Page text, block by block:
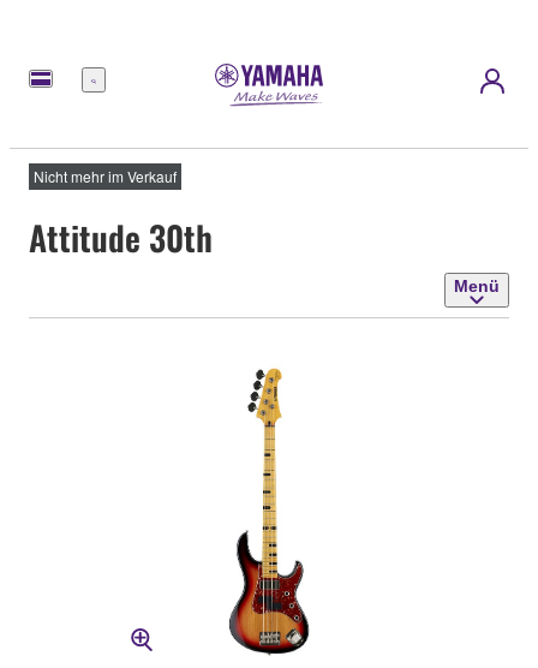
Menü
Nicht mehr im Verkauf
Attitude 30th
Menü